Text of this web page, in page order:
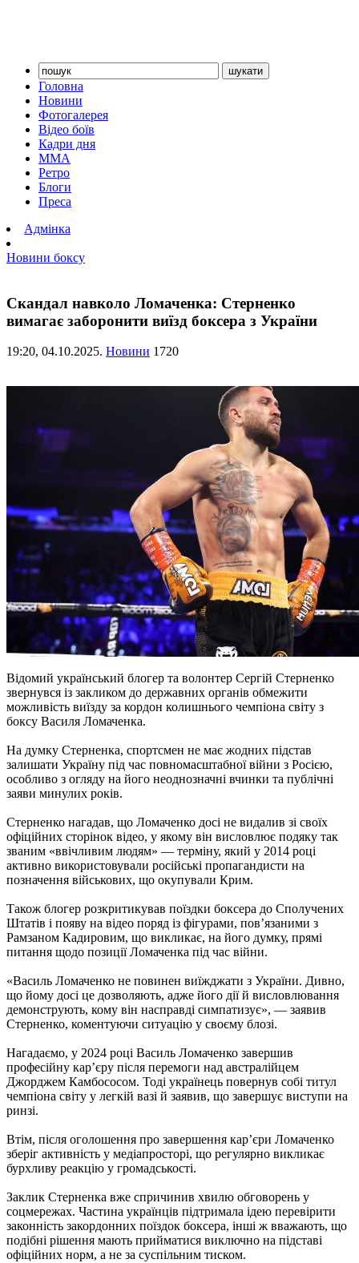
Головна
Новини
Фотогалерея
Відео боїв
Кадри дня
ММА
Ретро
Блоги
Преса
Адмінка
Новини боксу
Скандал навколо Ломаченка: Стерненко
вимагає заборонити виїзд боксера з України
19:20, 04.10.2025. Новини 1720
Відомий український блогер та волонтер Сергій Стерненко
звернувся із закликом до державних органів обмежити
можливість виїзду за кордон колишнього чемпіона світу з
боксу Василя Ломаченка.
На думку Стерненка, спортсмен не має жодних підстав
залишати Україну під час повномасштабної війни з Росією,
особливо з огляду на його неоднозначні вчинки та публічні
заяви минулих років.
Стерненко нагадав, що Ломаченко досі не видалив зі своїх
офіційних сторінок відео, у якому він висловлює подяку так
званим «ввічливим людям» — терміну, який у 2014 році
активно використовували російські пропагандисти на
позначення військових, що окупували Крим.
Також блогер розкритикував поїздки боксера до Сполучених
Штатів і появу на відео поряд із фігурами, пов’язаними з
Рамзаном Кадировим, що викликає, на його думку, прямі
питання щодо позиції Ломаченка під час війни.
«Василь Ломаченко не повинен виїжджати з України. Дивно,
що йому досі це дозволяють, адже його дії й висловлювання
демонструють, кому він насправді симпатизує», — заявив
Стерненко, коментуючи ситуацію у своєму блозі.
Нагадаємо, у 2024 році Василь Ломаченко завершив
професійну кар’єру після перемоги над австралійцем
Джорджем Камбососом. Тоді українець повернув собі титул
чемпіона світу у легкій вазі й заявив, що завершує виступи на
ринзі.
Втім, після оголошення про завершення кар’єри Ломаченко
зберіг активність у медіапросторі, що регулярно викликає
бурхливу реакцію у громадськості.
Заклик Стерненка вже спричинив хвилю обговорень у
соцмережах. Частина українців підтримала ідею перевірити
законність закордонних поїздок боксера, інші ж вважають, що
подібні рішення мають прийматися виключно на підставі
офіційних норм, а не за суспільним тиском.